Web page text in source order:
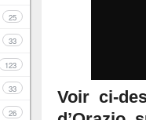
25
33
123
33
26
Voir ci-